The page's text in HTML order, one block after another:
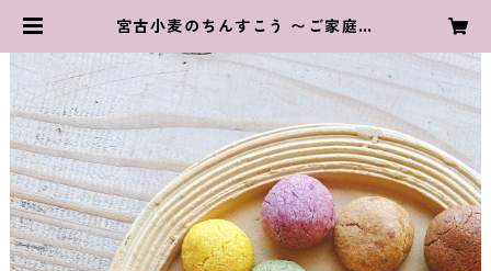
宮古小麦のちんすこう 〜ご家庭用
宮古島にある海辺のカフェ 通販サイ
ト